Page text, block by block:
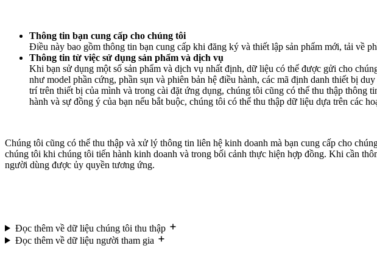
Thông tin bạn cung cấp cho chúng tôi
Điều này bao gồm thông tin bạn cung cấp khi đăng ký và thiết lập sản phẩm mới, tải về
Thông tin từ việc sử dụng sản phẩm và dịch vụ
Khi bạn sử dụng một số sản phẩm và dịch vụ nhất định, dữ liệu có thể được gửi cho
như model phần cứng, phần sụn và phiên bản hệ điều hành, các mã định danh thiết bị
trí trên thiết bị của mình và trong cài đặt ứng dụng, chúng tôi cũng có thể thu thập
hành và sự đồng ý của bạn nếu bắt buộc, chúng tôi có thể thu thập dữ liệu dựa trên các
Chúng tôi cũng có thể thu thập và xử lý thông tin liên hệ kinh doanh mà bạn cung cấp cho
chúng tôi khi chúng tôi tiến hành kinh doanh và trong bối cảnh thực hiện hợp đồng. Khi cần
người dùng được ủy quyền tương ứng.
Đọc thêm về dữ liệu chúng tôi thu thập
Đọc thêm về dữ liệu người tham gia